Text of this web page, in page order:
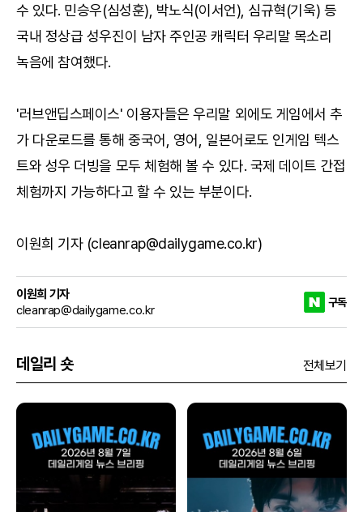
수 있다. 민승우(심성훈), 박노식(이서언), 심규혁(기욱) 등
국내 정상급 성우진이 남자 주인공 캐릭터 우리말 목소리
녹음에 참여했다.
'러브앤딥스페이스' 이용자들은 우리말 외에도 게임에서 추
가 다운로드를 통해 중국어, 영어, 일본어로도 인게임 텍스
트와 성우 더빙을 모두 체험해 볼 수 있다. 국제 데이트 간접
체험까지 가능하다고 할 수 있는 부분이다.
이원희 기자 (cleanrap@dailygame.co.kr)
이원희 기자
cleanrap@dailygame.co.kr
구독
데일리 숏 전체보기